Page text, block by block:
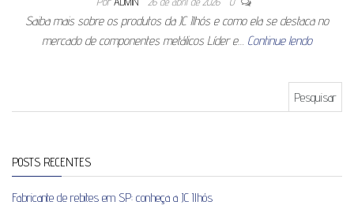
Saiba mais sobre os produtos da JC Ilhós e como ela se destaca no
mercado de componentes metálicos Líder e… Continue lendo
POSTS RECENTES
Fabricante de rebites em SP: conheça a JC Ilhós